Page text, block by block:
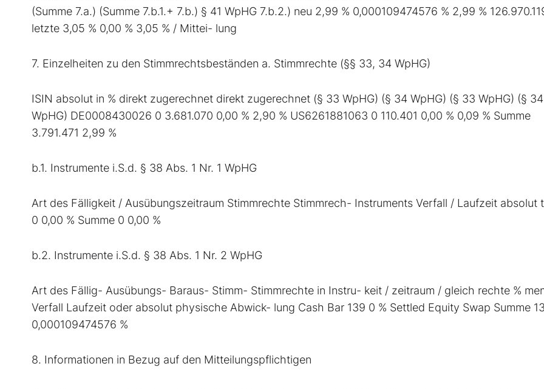
(Summe 7.a.) (Summe 7.b.1.+ 7.b.) § 41 WpHG 7.b.2.) neu 2,99 % 0,000109474576 % 2,99 %
letzte 3,05 % 0,00 % 3,05 % / Mittei- lung
7. Einzelheiten zu den Stimmrechtsbeständen a. Stimmrechte (§§ 33, 34 WpHG)
ISIN absolut in % direkt zugerechnet direkt zugerechnet (§ 33 WpHG) (§ 34 WpHG) (§ 33 WpHG) (§ 34
WpHG) DE0008430026 0 3.681.070 0,00 % 2,90 % US6261881063 0 110.401 0,00 % 0,09 % Summe
3.791.471 2,99 %
b.1. Instrumente i.S.d. § 38 Abs. 1 Nr. 1 WpHG
Art des Fälligkeit / Ausübungszeitraum Stimmrechte Stimmrech- Instruments Verfall / Laufzeit absolut
0 0,00 % Summe 0 0,00 %
b.2. Instrumente i.S.d. § 38 Abs. 1 Nr. 2 WpHG
Art des Fällig- Ausübungs- Baraus- Stimm- Stimmrechte in Instru- keit / zeitraum / gleich rechte %
Verfall Laufzeit oder absolut physische Abwick- lung Cash Bar 139 0 % Settled Equity Swap Summe
0,000109474576 %
8. Informationen in Bezug auf den Mitteilungspflichtigen